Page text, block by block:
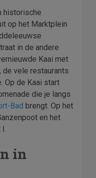
historische
op het Marktplein
in de andere
Kaai met
de vele restaurants
Op de Kaai start
die je langs
Bad brengt. Op het
en het
I.
in